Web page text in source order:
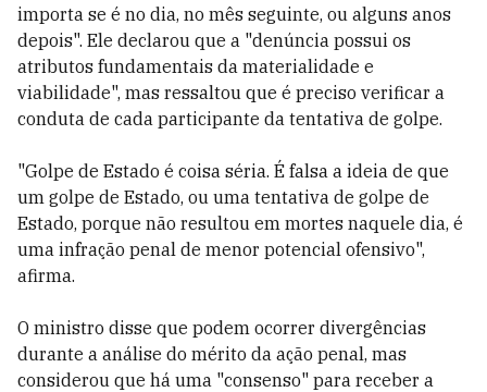
importa se é no dia, no mês seguinte, ou alguns anos
depois". Ele declarou que a "denúncia possui os
atributos fundamentais da materialidade e
viabilidade", mas ressaltou que é preciso verificar a
conduta de cada participante da tentativa de golpe.
"Golpe de Estado é coisa séria. É falsa a ideia de que
um golpe de Estado, ou uma tentativa de golpe de
Estado, porque não resultou em mortes naquele dia, é
uma infração penal de menor potencial ofensivo",
afirma.
O ministro disse que podem ocorrer divergências
durante a análise do mérito da ação penal, mas
considerou que há uma "consenso" para receber a